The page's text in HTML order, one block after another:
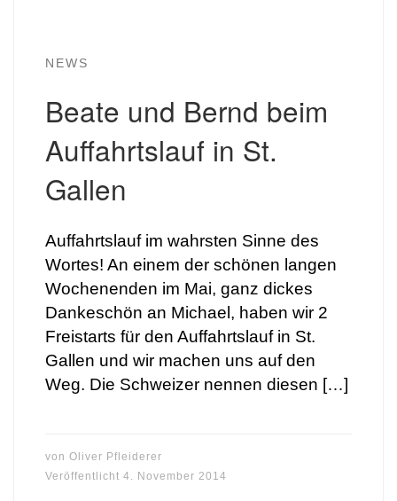
NEWS
Beate und Bernd beim
Auffahrtslauf in St.
Gallen
Auffahrtslauf im wahrsten Sinne des
Wortes! An einem der schönen langen
Wochenenden im Mai, ganz dickes
Dankeschön an Michael, haben wir 2
Freistarts für den Auffahrtslauf in St.
Gallen und wir machen uns auf den
Weg. Die Schweizer nennen diesen […]
von Oliver Pfleiderer
Veröffentlicht 4. November 2014